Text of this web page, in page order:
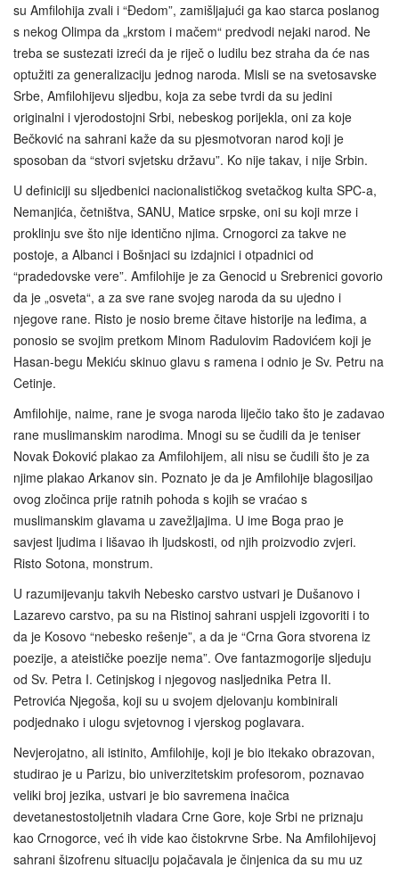
su Amfilohija zvali i “Đedom”, zamišljajući ga kao starca poslanog
s nekog Olimpa da „krstom i mačem“ predvodi nejaki narod. Ne
treba se sustezati izreći da je riječ o ludilu bez straha da će nas
optužiti za generalizaciju jednog naroda. Misli se na svetosavske
Srbe, Amfilohijevu sljedbu, koja za sebe tvrdi da su jedini
originalni i vjerodostojni Srbi, nebeskog porijekla, oni za koje
Bečković na sahrani kaže da su pjesmotvoran narod koji je
sposoban da “stvori svjetsku državu”. Ko nije takav, i nije Srbin.
U definiciji su sljedbenici nacionalističkog svetačkog kulta SPC-a,
Nemanjića, četništva, SANU, Matice srpske, oni su koji mrze i
proklinju sve što nije identično njima. Crnogorci za takve ne
postoje, a Albanci i Bošnjaci su izdajnici i otpadnici od
“pradedovske vere”. Amfilohije je za Genocid u Srebrenici govorio
da je „osveta“, a za sve rane svojeg naroda da su ujedno i
njegove rane. Risto je nosio breme čitave historije na leđima, a
ponosio se svojim pretkom Minom Radulovim Radovićem koji je
Hasan-begu Mekiću skinuo glavu s ramena i odnio je Sv. Petru na
Cetinje.
Amfilohije, naime, rane je svoga naroda liječio tako što je zadavao
rane muslimanskim narodima. Mnogi su se čudili da je teniser
Novak Đoković plakao za Amfilohijem, ali nisu se čudili što je za
njime plakao Arkanov sin. Poznato je da je Amfilohije blagosiljao
ovog zločinca prije ratnih pohoda s kojih se vraćao s
muslimanskim glavama u zavežljajima. U ime Boga prao je
savjest ljudima i lišavao ih ljudskosti, od njih proizvodio zvjeri.
Risto Sotona, monstrum.
U razumijevanju takvih Nebesko carstvo ustvari je Dušanovo i
Lazarevo carstvo, pa su na Ristinoj sahrani uspjeli izgovoriti i to
da je Kosovo “nebesko rešenje”, a da je “Crna Gora stvorena iz
poezije, a ateističke poezije nema”. Ove fantazmogorije sljeduju
od Sv. Petra I. Cetinjskog i njegovog nasljednika Petra II.
Petrovića Njegoša, koji su u svojem djelovanju kombinirali
podjednako i ulogu svjetovnog i vjerskog poglavara.
Nevjerojatno, ali istinito, Amfilohije, koji je bio itekako obrazovan,
studirao je u Parizu, bio univerzitetskim profesorom, poznavao
veliki broj jezika, ustvari je bio savremena inačica
devetanestostoljetnih vladara Crne Gore, koje Srbi ne priznaju
kao Crnogorce, već ih vide kao čistokrvne Srbe. Na Amfilohijevoj
sahrani šizofrenu situaciju pojačavala je činjenica da su mu uz